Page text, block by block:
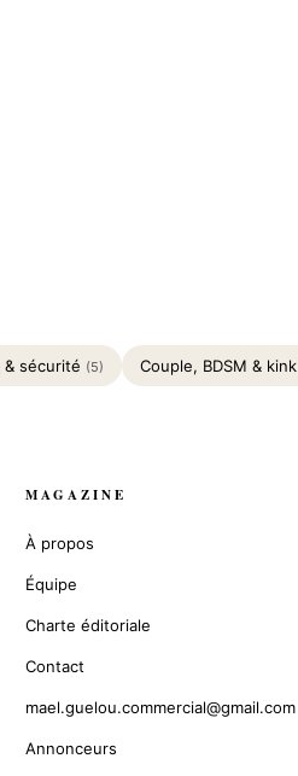
sécurité (5) Couple, BDSM & kink
MAGAZINE
À propos
Équipe
Charte éditoriale
Contact
mael.guelou.commercial@gmail.com
Annonceurs